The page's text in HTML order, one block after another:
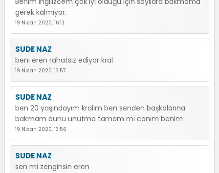
gerek kalmıyor.
19 Nisan 2020, 16:13
SUDE NAZ
beni eren rahatsız ediyor kral
19 Nisan 2020, 13:57
SUDE NAZ
ben 20 yaşındayım kralım ben senden başkalarına
bakmam bunu unutma tamam mı canım benim
19 Nisan 2020, 13:56
SUDE NAZ
sen mi zenginsin eren